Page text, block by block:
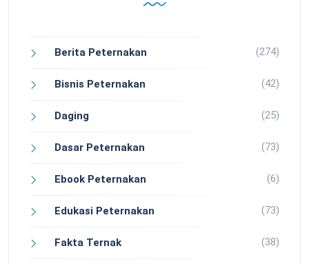
Berita Peternakan (274)
Bisnis Peternakan (42)
Daging (25)
Dasar Peternakan (73)
Ebook Peternakan (6)
Edukasi Peternakan (73)
Fakta Ternak (38)